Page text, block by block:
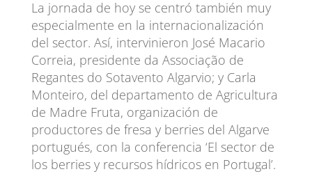
La jornada de hoy se centró también muy
especialmente en la internacionalización
del sector. Así, intervinieron José Macario
Correia, presidente da Associação de
Regantes do Sotavento Algarvio; y Carla
Monteiro, del departamento de Agricultura
de Madre Fruta, organización de
productores de fresa y berries del Algarve
portugués, con la conferencia ‘El sector de
los berries y recursos hídricos en Portugal’.